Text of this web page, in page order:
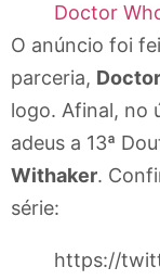
Doctor
O anúncio foi
parceria,
logo. Afinal, no
adeus a 13ª
Withaker.
série:
https://